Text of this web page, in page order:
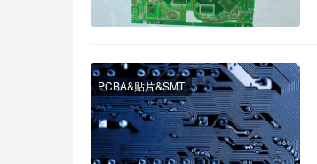
PCBA&贴片&SMT